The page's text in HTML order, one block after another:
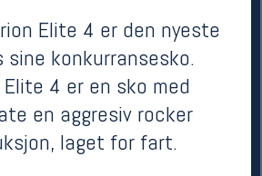
Elite 4 er den nyeste
sine konkurransesko.
Elite 4 er en sko med
en aggresiv rocker
laget for fart.